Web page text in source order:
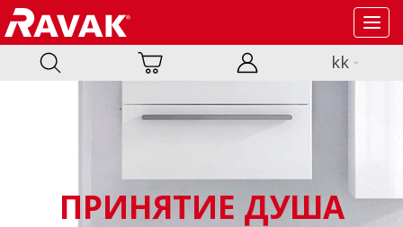
kk
ПРИНЯТИЕ ДУША